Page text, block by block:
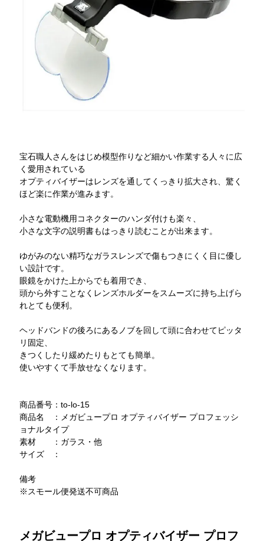
宝石職人さんをはじめ模型作りなど細かい作業する人々に広
く愛用されている
オプティバイザーはレンズを通してくっきり拡大され、驚く
ほど楽に作業が進みます。
小さな電動機用コネクターのハンダ付けも楽々、
小さな文字の説明書もはっきり読むことが出来ます。
ゆがみのない精巧なガラスレンズで傷もつきにくく目に優し
い設計です。
眼鏡をかけた上からでも着用でき、
頭から外すことなくレンズホルダーをスムーズに持ち上げら
れとても便利。
ヘッドバンドの後ろにあるノブを回して頭に合わせてピッタ
リ固定、
きつくしたり緩めたりもとても簡単。
使いやすくて手放せなくなります。
商品番号：to-lo-15
商品名 ：メガビュープロ オプティバイザー プロフェッシ
ョナルタイプ
素材 ：ガラス・他
サイズ ：
備考
※スモール便発送不可商品
メガビュープロ オプティバイザー プロフ